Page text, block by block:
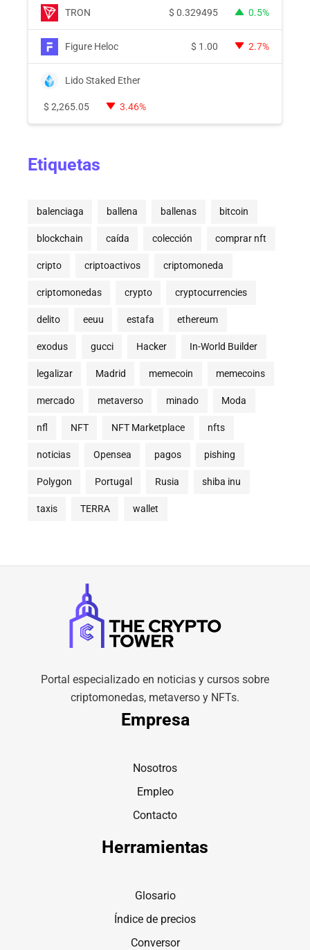
TRON $ 0.329495 0.5%
Figure Heloc $ 1.00 2.7%
Lido Staked Ether
$ 2,265.05 3.46%
Etiquetas
balenciaga ballena ballenas bitcoin
blockchain caída colección comprar nft
cripto criptoactivos criptomoneda
criptomonedas crypto cryptocurrencies
delito eeuu estafa ethereum
exodus gucci Hacker In-World Builder
legalizar Madrid memecoin memecoins
mercado metaverso minado Moda
nfl NFT NFT Marketplace nfts
noticias Opensea pagos pishing
Polygon Portugal Rusia shiba inu
taxis TERRA wallet
Portal especializado en noticias y cursos sobre
criptomonedas, metaverso y NFTs.
Empresa
Nosotros
Empleo
Contacto
Herramientas
Glosario
Índice de precios
Conversor